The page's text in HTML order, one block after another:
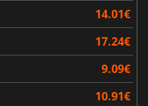
14.01€
17.24€
9.09€
10.91€